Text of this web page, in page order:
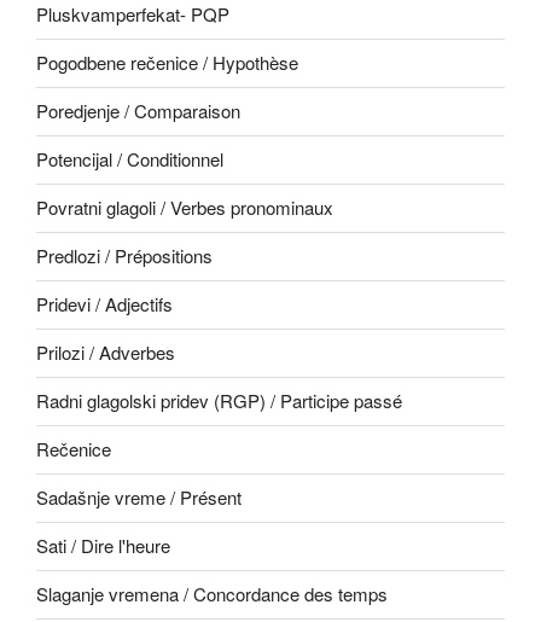
Pluskvamperfekat- PQP
Pogodbene rečenice / Hypothèse
Poredjenje / Comparaison
Potencijal / Conditionnel
Povratni glagoli / Verbes pronominaux
Predlozi / Prépositions
Pridevi / Adjectifs
Prilozi / Adverbes
Radni glagolski pridev (RGP) / Participe passé
Rečenice
Sadašnje vreme / Présent
Sati / Dire l'heure
Slaganje vremena / Concordance des temps